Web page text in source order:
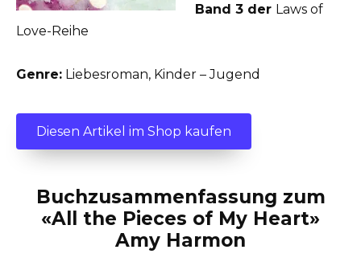
Band 3 der Laws of
Love-Reihe
Genre: Liebesroman, Kinder – Jugend
Diesen Artikel im Shop kaufen
Buchzusammenfassung zum
«All the Pieces of My Heart»
Amy Harmon